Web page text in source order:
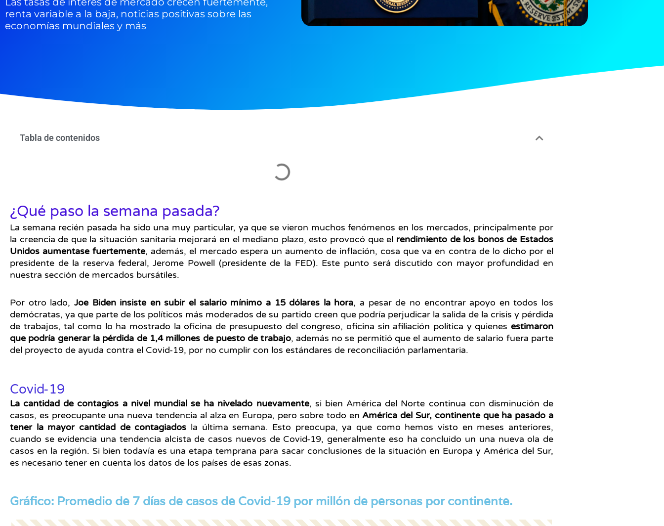
renta variable a la baja, noticias positivas sobre las
economías mundiales y más
Tabla de contenidos
¿Qué paso la semana pasada?
La semana recién pasada ha sido una muy particular, ya que se vieron muchos fenómenos en los mercados, principalmente por
la creencia de que la situación sanitaria mejorará en el mediano plazo, esto provocó que el rendimiento de los bonos de Estados
Unidos aumentase fuertemente, además, el mercado espera un aumento de inflación, cosa que va en contra de lo dicho por el
presidente de la reserva federal, Jerome Powell (presidente de la FED). Este punto será discutido con mayor profundidad en
nuestra sección de mercados bursátiles.
Por otro lado, Joe Biden insiste en subir el salario mínimo a 15 dólares la hora, a pesar de no encontrar apoyo en todos los
demócratas, ya que parte de los políticos más moderados de su partido creen que podría perjudicar la salida de la crisis y pérdida
de trabajos, tal como lo ha mostrado la oficina de presupuesto del congreso, oficina sin afiliación política y quienes estimaron
que podría generar la pérdida de 1,4 millones de puesto de trabajo, además no se permitió que el aumento de salario fuera parte
del proyecto de ayuda contra el Covid-19, por no cumplir con los estándares de reconciliación parlamentaria.
Covid-19
La cantidad de contagios a nivel mundial se ha nivelado nuevamente, si bien América del Norte continua con disminución de
casos, es preocupante una nueva tendencia al alza en Europa, pero sobre todo en América del Sur, continente que ha pasado a
tener la mayor cantidad de contagiados la última semana. Esto preocupa, ya que como hemos visto en meses anteriores,
cuando se evidencia una tendencia alcista de casos nuevos de Covid-19, generalmente eso ha concluido un una nueva ola de
casos en la región. Si bien todavía es una etapa temprana para sacar conclusiones de la situación en Europa y América del Sur,
es necesario tener en cuenta los datos de los países de esas zonas.
Gráfico: Promedio de 7 días de casos de Covid-19 por millón de personas por continente.